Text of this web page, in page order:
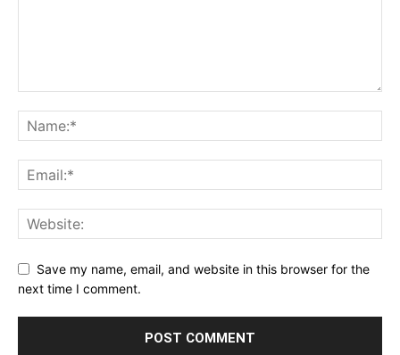
Save my name, email, and website in this browser for the
next time I comment.